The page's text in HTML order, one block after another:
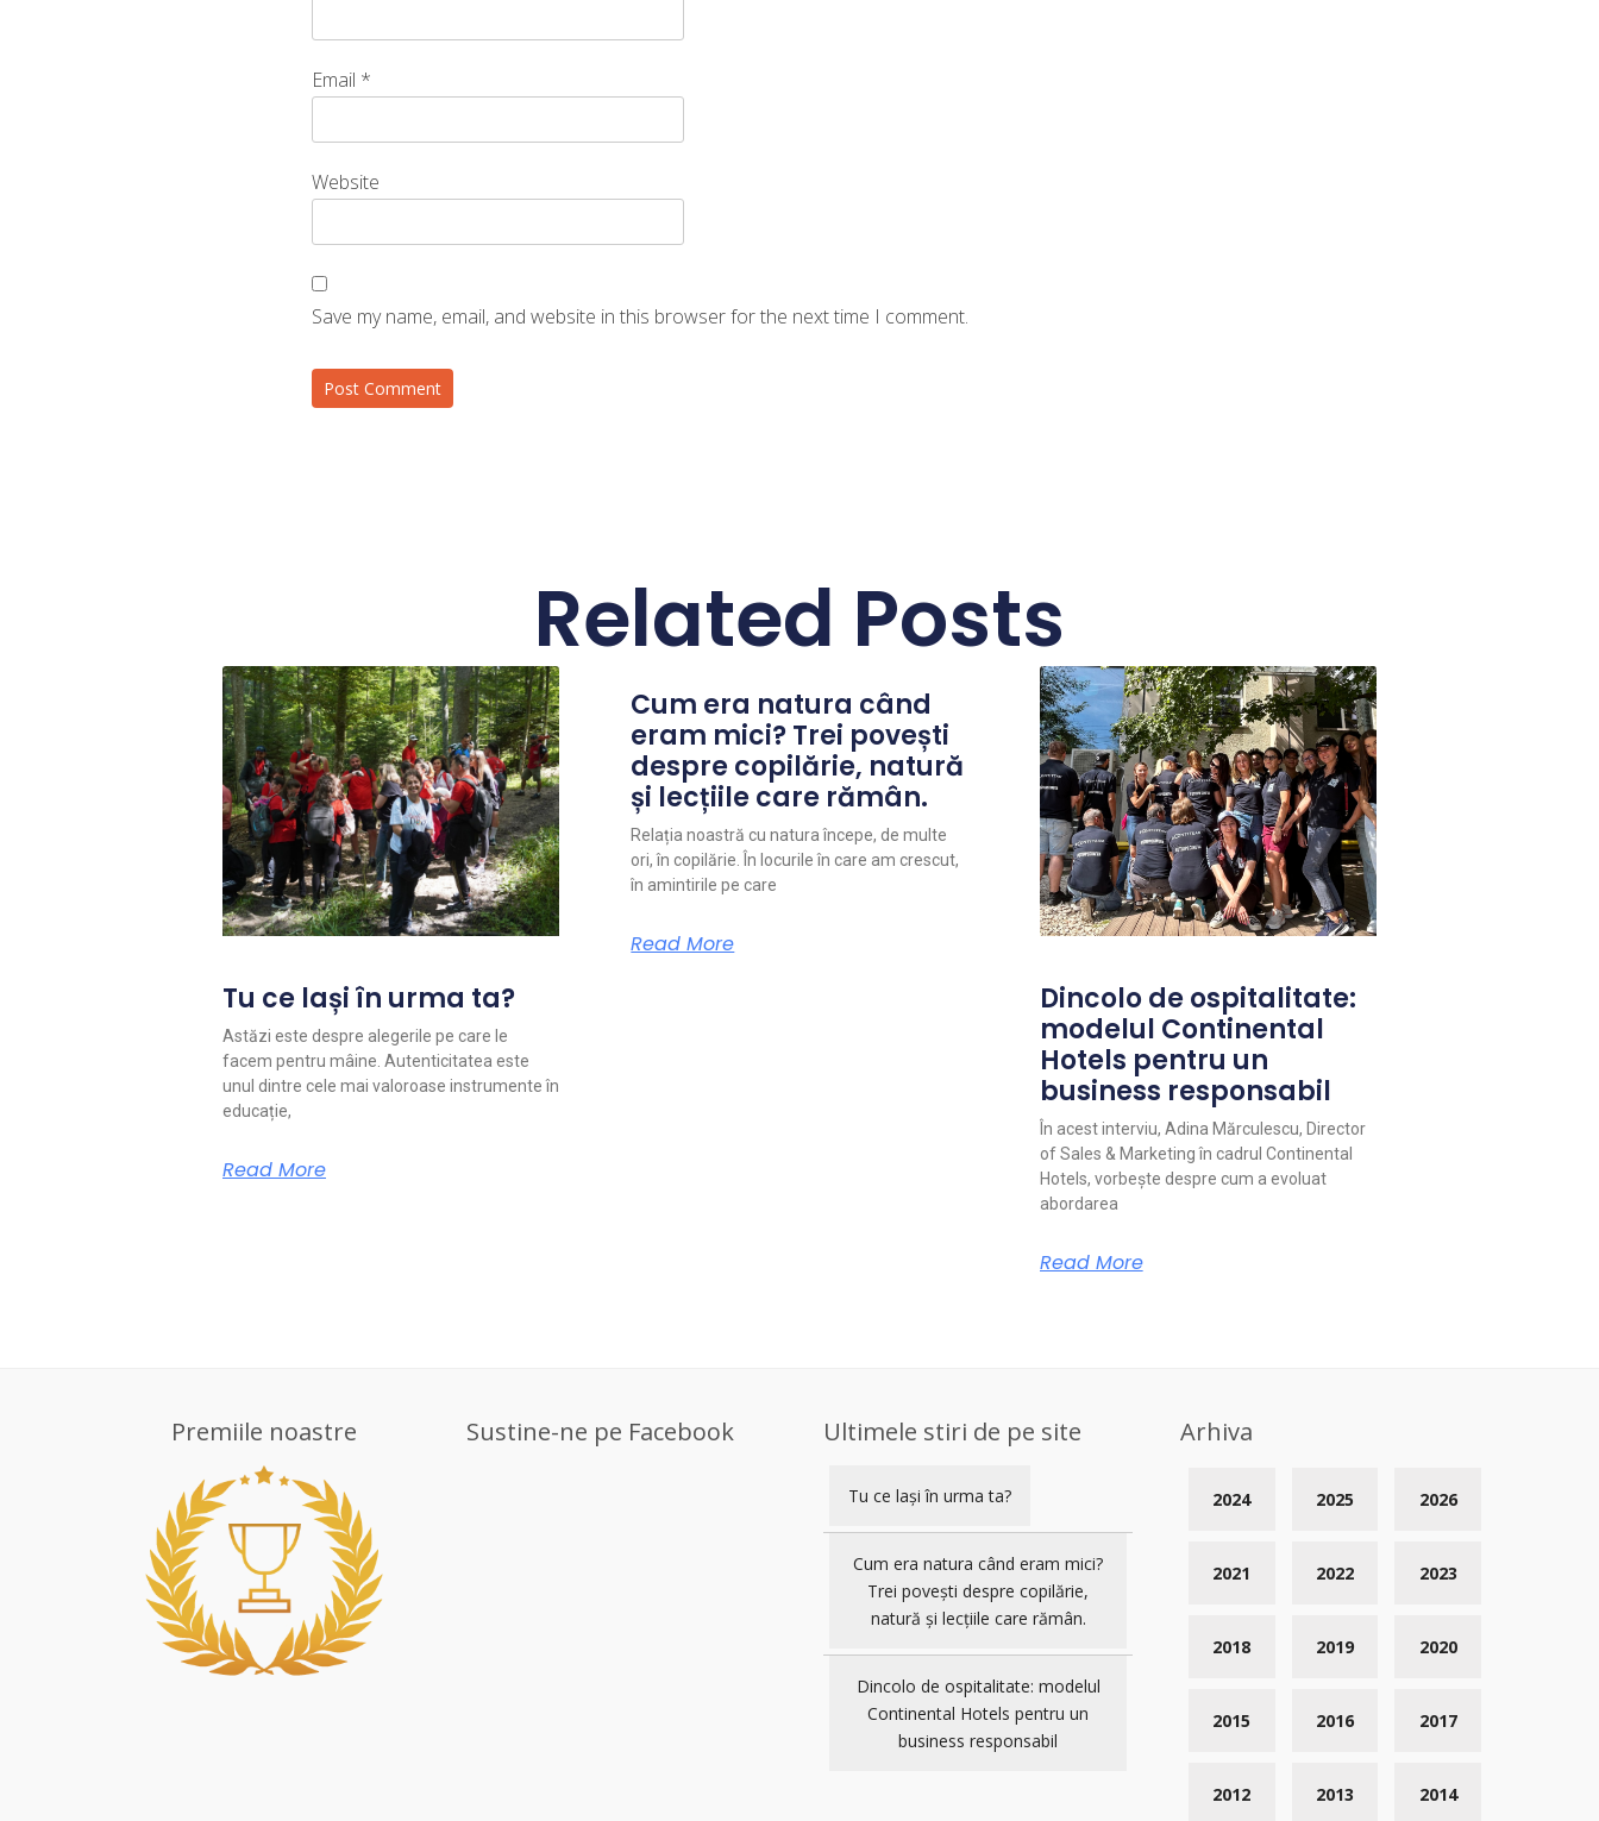
Email *
Website
Save my name, email, and website in this browser for the next time I comment.
Related Posts
Tu ce lași în urma ta?
Astăzi este despre alegerile pe care le
facem pentru mâine. Autenticitatea este
unul dintre cele mai valoroase instrumente în
educație,
Read More
Cum era natura când
eram mici? Trei povești
despre copilărie, natură
și lecțiile care rămân.
Relația noastră cu natura începe, de multe
ori, în copilărie. În locurile în care am crescut,
în amintirile pe care
Read More
Dincolo de ospitalitate:
modelul Continental
Hotels pentru un
business responsabil
În acest interviu, Adina Mărculescu, Director
of Sales & Marketing în cadrul Continental
Hotels, vorbește despre cum a evoluat
abordarea
Read More
Premiile noastre Sustine-ne pe Facebook Ultimele stiri de pe site
Tu ce lași în urma ta?
Cum era natura când eram mici?
Trei povești despre copilărie,
natură și lecțiile care rămân.
Dincolo de ospitalitate: modelul
Continental Hotels pentru un
business responsabil
Arhiva
2026
2025
2024
2023
2022
2021
2020
2019
2018
2017
2016
2015
2014
2013
2012